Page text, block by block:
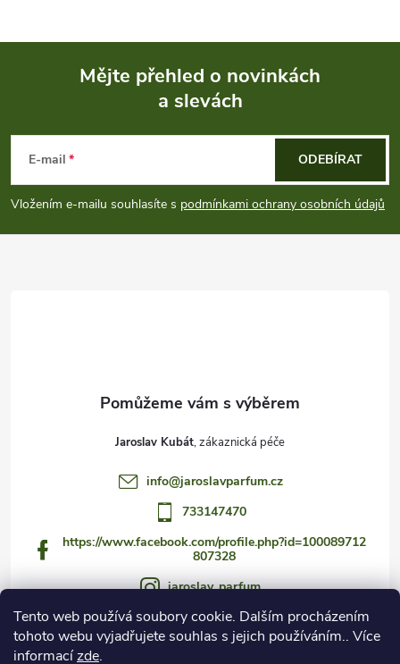
Tento web používá soubory cookie. Dalším procházením
tohoto webu vyjadřujete souhlas s jejich používáním.. Více
informacízde.
p
a
Mějte přehled o novinkách
a slevách
E-mail
Vložením e-mailu souhlasíte s podmínkami ochrany osobních údajů
ODEBÍRAT
Jaroslav Kubát
info@jaroslavparfum.cz
733147470
https://www.facebook.com/profile.php?id=100089712
807328
jaroslav_parfum
733147470
https://www.youtube.com/@jaroslav_parfum